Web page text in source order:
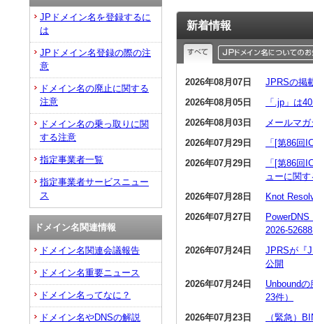
新着情報
2026年08月07日
JPRSの掲
2026年08月05日
「.jp」は
2026年08月03日
メールマ
2026年07月29日
「[第86回
2026年07月29日
「[第86回
ューに関
2026年07月28日
Knot
2026年07月27日
2026-
2026年07月24日
JPRSが『
公開
2026年07月24日
Unbound
23件）
2026年07月23日
（緊急）
JPドメイン名を登録するに
は
JPドメイン名登録の際の注
意
ドメイン名の廃止に関する
注意
ドメイン名の乗っ取りに関
する注意
指定事業者一覧
指定事業者サービスニュー
ス
ドメイン名関連情報
ドメイン名関連会議報告
ドメイン名重要ニュース
ドメイン名ってなに？
ドメイン名やDNSの解説